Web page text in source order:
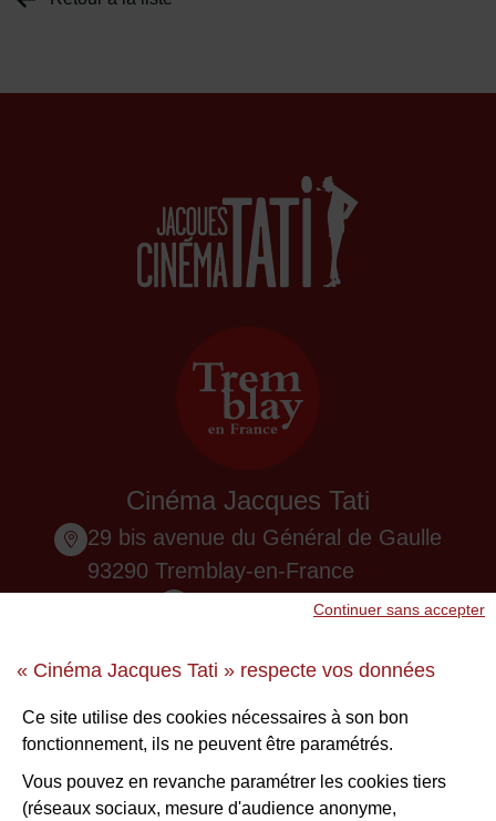
« Cinéma Jacques Tati » respecte vos données
Ce site utilise des cookies nécessaires à son bon
fonctionnement, ils ne peuvent être paramétrés.
Vous pouvez en revanche paramétrer les cookies tiers
(réseaux sociaux, mesure d'audience anonyme,
Continuer sans accepter
Cinéma Jacques Tati
29 bis avenue du Général de Gaulle
93290 Tremblay-en-France
01 48 61 87 55
Ne ratez aucune infos !